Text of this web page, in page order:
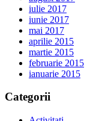
iulie 2017
iunie 2017
mai 2017
aprilie 2015
martie 2015
februarie 2015
ianuarie 2015
Categorii